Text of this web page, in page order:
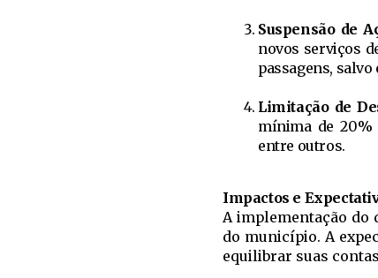
Suspensão de
novos serviços
passagens, salvo
Limitação de
mínima de 20%
entre outros.
Impactos e
A implementação do
do município. A
equilibrar suas